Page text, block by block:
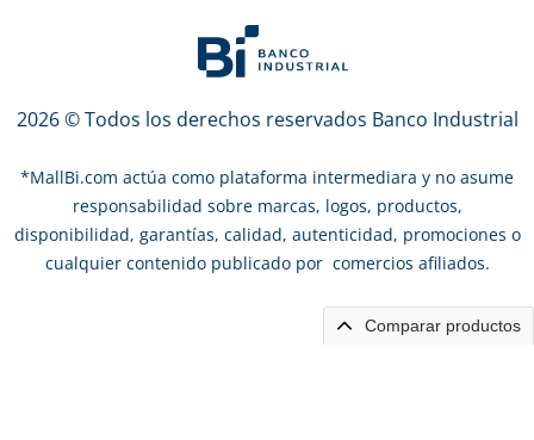
2026 © Todos los derechos reservados Banco Industrial
*MallBi.com actúa como plataforma intermediara y no asume
responsabilidad sobre marcas, logos, productos,
disponibilidad, garantías, calidad, autenticidad, promociones o
cualquier contenido publicado por comercios afiliados.
Comparar productos